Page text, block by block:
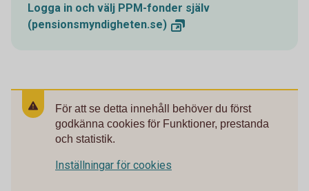
Logga in och välj PPM-fonder själv
(pensionsmyndigheten.se)
För att se detta innehåll behöver du först
godkänna cookies för Funktioner, prestanda
och statistik.
Inställningar för cookies